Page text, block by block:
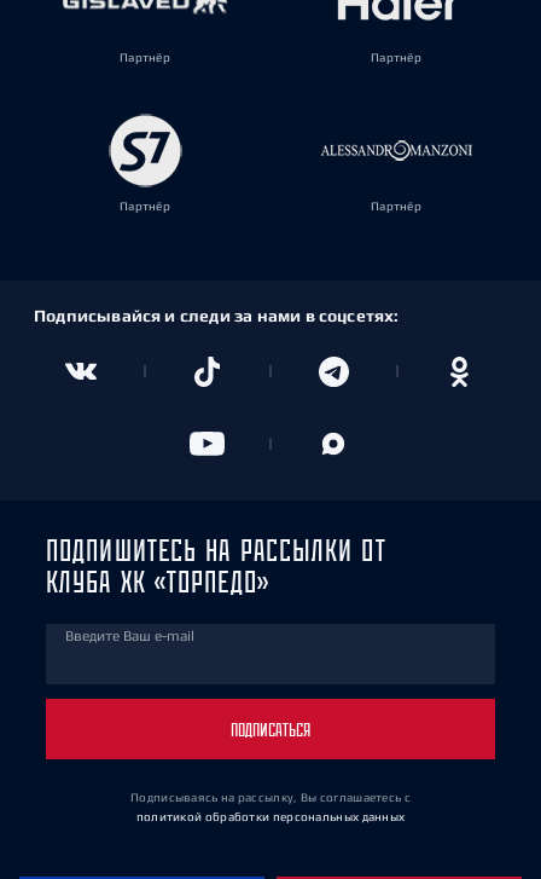
Партнёр Партнёр
Партнёр Партнёр
Подписывайся и следи за нами в соцсетях:
ПОДПИШИТЕСЬ НА РАССЫЛКИ ОТ
КЛУБА ХК «ТОРПЕДО»
Введите Ваш e-mail
ПОДПИСАТЬСЯ
Подписываясь на рассылку, Вы соглашаетесь с
политикой обработки персональных данных